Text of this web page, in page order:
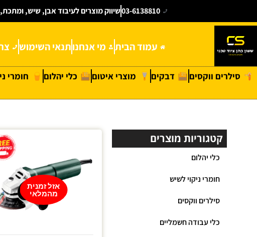
03-6138810שיווק מוצרים לעיבוד אבן, שיש,
עמוד הבית מי אנחנותנאי השימוש
סילרים ווקסים דבקים מוצרי איטום כלי יהלום חומרי
קטגוריות מוצרים
כלי יהלום
חומרי ניקוי לשיש
סילרים ווקסים
כלי עבודה חשמליים
אזל זמנית
מהמלאי